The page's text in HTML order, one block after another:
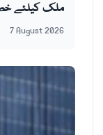
ملک کیلئے
7 August 2026